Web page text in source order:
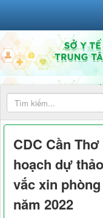
CDC Cần
hoạch dự
vắc xin
năm 2022